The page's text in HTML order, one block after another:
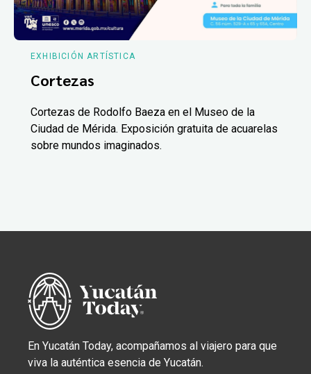
EXHIBICIÓN ARTÍSTICA
Cortezas
Cortezas de Rodolfo Baeza en el Museo de la
Ciudad de Mérida. Exposición gratuita de acuarelas
sobre mundos imaginados.
En Yucatán Today, acompañamos al viajero para que
viva la auténtica esencia de Yucatán.